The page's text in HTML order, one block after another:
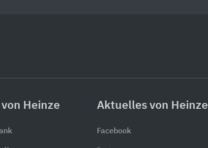
Heinze Aktuelles von Heinze
Facebook